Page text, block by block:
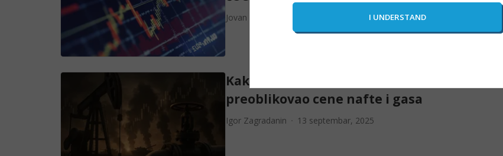
Jovan Mijailović
Kako je rat u Ukrajini preko noći
preoblikovao cene nafte i gasa
Igor Zagradanin 13 septembar, 2025